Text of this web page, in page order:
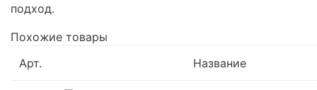
подход.
Похожие товары
Арт.
Название